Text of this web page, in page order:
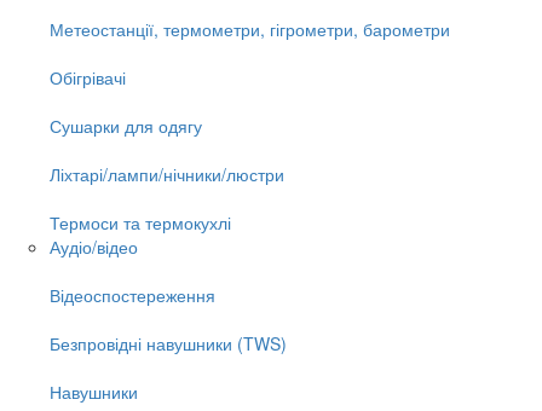
Метеостанції, термометри, гігрометри, барометри
Обігрівачі
Сушарки для одягу
Ліхтарі/лампи/нічники/люстри
Термоси та термокухлі
Аудіо/відео
Відеоспостереження
Безпровідні навушники (TWS)
Навушники